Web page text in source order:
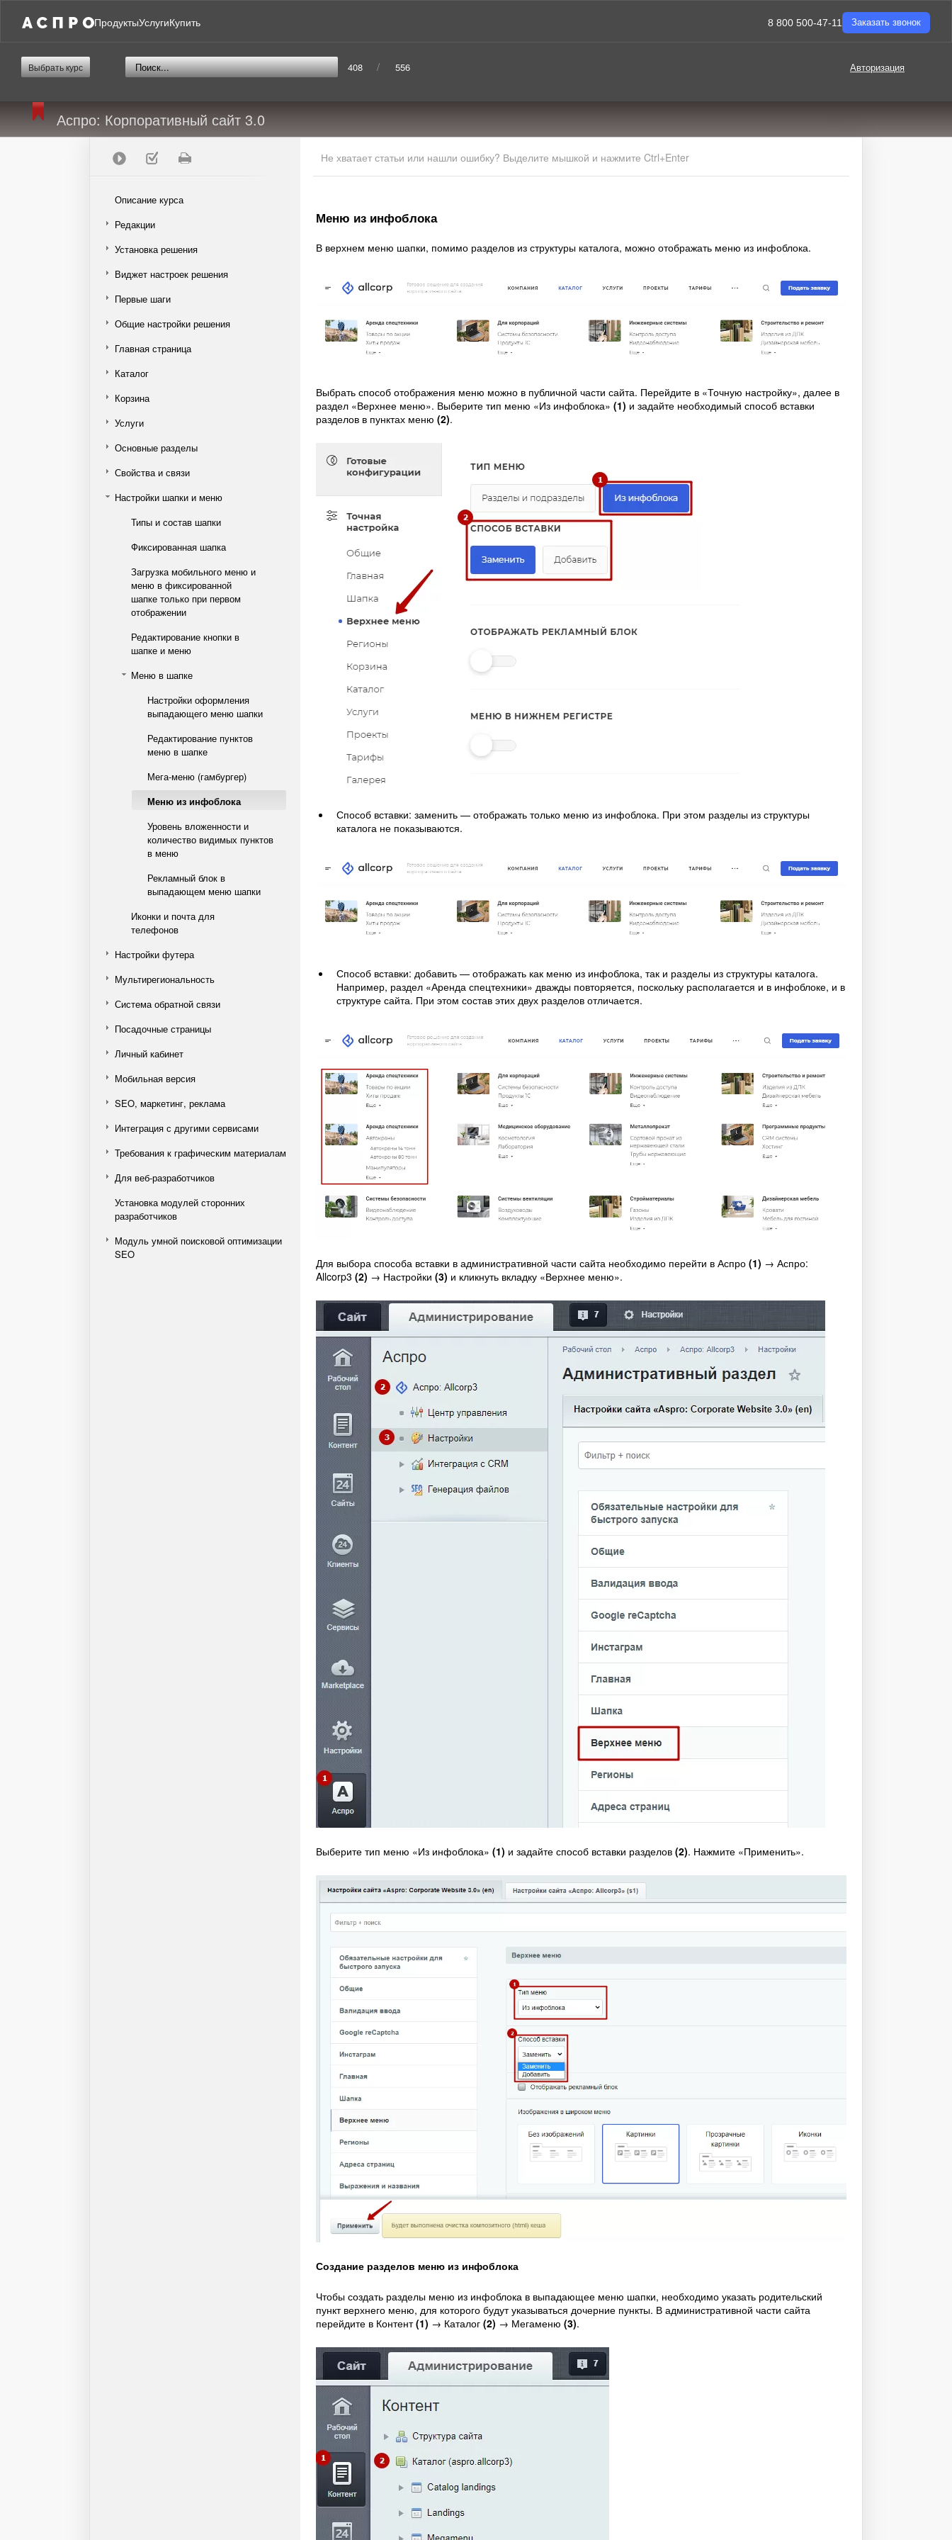
ПродуктыУслугиКупить 8 800 500-47-11 Заказать звонок
Авторизация
Выбрать курс 408 / 556
Аспро: Корпоративный сайт 3.0
Описание курса
Редакции
Установка решения
Виджет настроек решения
Первые шаги
Общие настройки решения
Главная страница
Каталог
Корзина
Услуги
Основные разделы
Свойства и связи
Настройки шапки и меню
Типы и состав шапки
Фиксированная шапка
Загрузка мобильного меню и
меню в фиксированной
шапке только при первом
отображении
Редактирование кнопки в
шапке и меню
Меню в шапке
Настройки оформления
выпадающего меню шапки
Редактирование пунктов
меню в шапке
Мега-меню (гамбургер)
Меню из инфоблока
Уровень вложенности и
количество видимых пунктов
в меню
Рекламный блок в
выпадающем меню шапки
Иконки и почта для
телефонов
Настройки футера
Мультирегиональность
Система обратной связи
Посадочные страницы
Личный кабинет
Мобильная версия
SEO, маркетинг, реклама
Интеграция с другими сервисами
Требования к графическим материалам
Для веб-разработчиков
Установка модулей сторонних
разработчиков
Модуль умной поисковой оптимизации
SEO
Не хватает статьи или нашли ошибку? Выделите мышкой и нажмите Ctrl+Enter
Меню из инфоблока
В верхнем меню шапки, помимо разделов из структуры каталога, можно отображать меню из инфоблока.
Выбрать способ отображения меню можно в публичной части сайта. Перейдите в «Точную настройку», далее в
раздел «Верхнее меню». Выберите тип меню «Из инфоблока» (1) и задайте необходимый способ вставки
разделов в пунктах меню (2).
Способ вставки: заменить — отображать только меню из инфоблока. При этом разделы из структуры
каталога не показываются.
Способ вставки: добавить — отображать как меню из инфоблока, так и разделы из структуры каталога.
Например, раздел «Аренда спецтехники» дважды повторяется, поскольку располагается и в инфоблоке, и в
структуре сайта. При этом состав этих двух разделов отличается.
Для выбора способа вставки в административной части сайта необходимо перейти в Аспро (1) → Аспро:
Allcorp3 (2) → Настройки (3) и кликнуть вкладку «Верхнее меню».
Выберите тип меню «Из инфоблока» (1) и задайте способ вставки разделов (2). Нажмите «Применить».
Создание разделов меню из инфоблока
Чтобы создать разделы меню из инфоблока в выпадающее меню шапки, необходимо указать родительский
пункт верхнего меню, для которого будут указываться дочерние пункты. В административной части сайта
перейдите в Контент(1) → Каталог (2) → Мегаменю (3).